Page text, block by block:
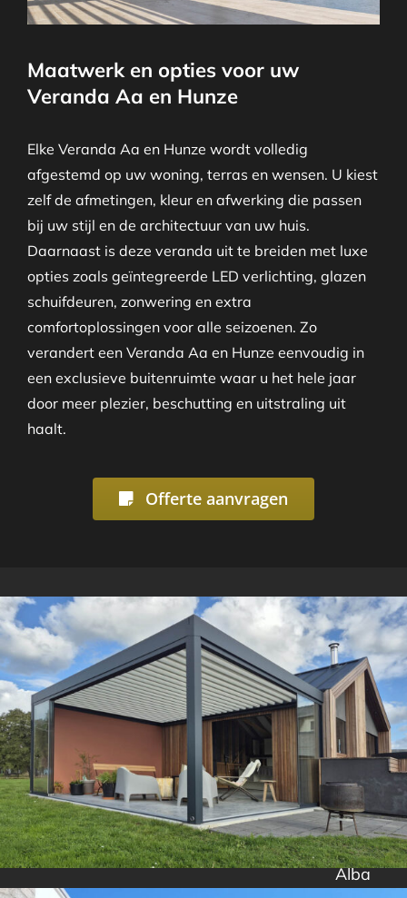
Maatwerk en opties voor uw
Veranda Aa en Hunze
Elke Veranda Aa en Hunze wordt volledig
afgestemd op uw woning, terras en wensen. U kiest
zelf de afmetingen, kleur en afwerking die passen
bij uw stijl en de architectuur van uw huis.
Daarnaast is deze veranda uit te breiden met luxe
opties zoals geïntegreerde LED verlichting, glazen
schuifdeuren, zonwering en extra
comfortoplossingen voor alle seizoenen. Zo
verandert een Veranda Aa en Hunze eenvoudig in
een exclusieve buitenruimte waar u het hele jaar
door meer plezier, beschutting en uitstraling uit
haalt.
Offerte aanvragen
Alba